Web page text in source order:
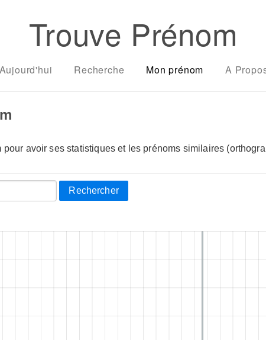
Trouve Prénom
Aujourd'hui Recherche Mon prénom A
pour avoir ses statistiques et les prénoms similaires
Rechercher